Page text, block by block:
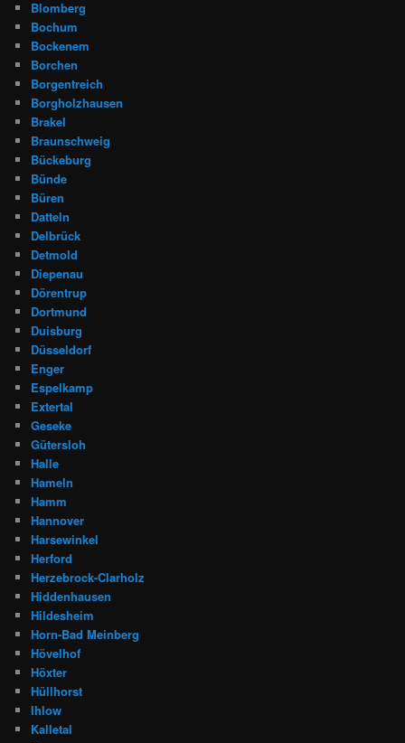
Blomberg
Bochum
Bockenem
Borchen
Borgentreich
Borgholzhausen
Brakel
Braunschweig
Bückeburg
Bünde
Büren
Datteln
Delbrück
Detmold
Diepenau
Dörentrup
Dortmund
Duisburg
Düsseldorf
Enger
Espelkamp
Extertal
Geseke
Gütersloh
Halle
Hameln
Hamm
Hannover
Harsewinkel
Herford
Herzebrock-Clarholz
Hiddenhausen
Hildesheim
Horn-Bad Meinberg
Hövelhof
Höxter
Hüllhorst
Ihlow
Kalletal